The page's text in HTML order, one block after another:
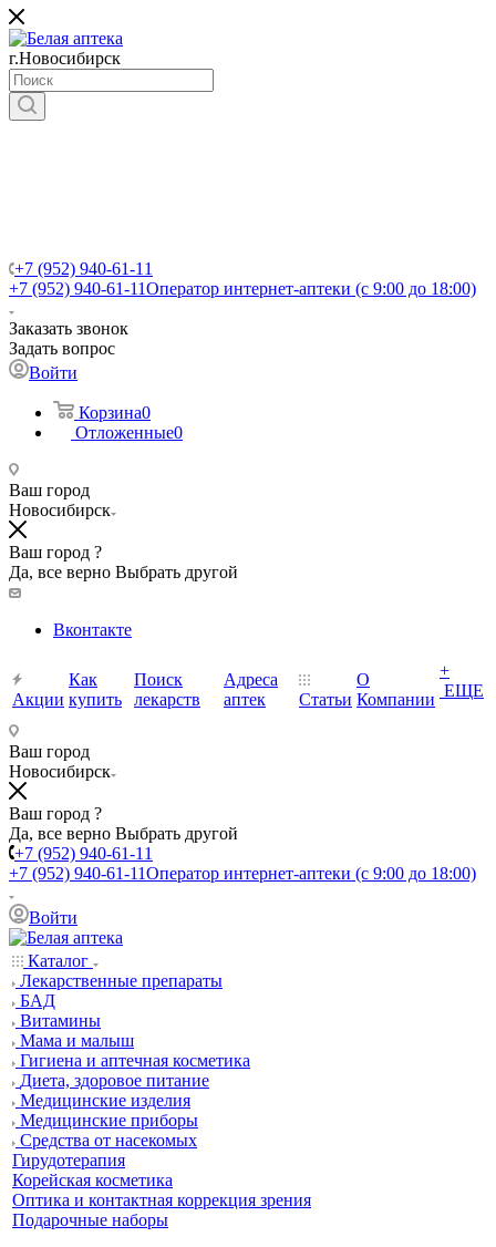
г.Новосибирск
+7 (952) 940-61-11
+7 (952) 940-61-11Оператор интернет-аптеки (с 9:00 до 18:00)
Заказать звонок
Задать вопрос
Войти
Корзина0
Отложенные0
Ваш город
Новосибирск
Ваш город ?
Да, все верно Выбрать другой
Вконтакте
Акции
Как
купить
Поиск
лекарств
Адреса
аптек
Статьи
О
Компании
+
ЕЩЕ
Ваш город
Новосибирск
Ваш город ?
Да, все верно Выбрать другой
+7 (952) 940-61-11
+7 (952) 940-61-11Оператор интернет-аптеки (с 9:00 до 18:00)
Войти
Каталог
Лекарственные препараты
БАД
Витамины
Мама и малыш
Гигиена и аптечная косметика
Диета, здоровое питание
Медицинские изделия
Медицинские приборы
Средства от насекомых
Гирудотерапия
Корейская косметика
Оптика и контактная коррекция зрения
Подарочные наборы